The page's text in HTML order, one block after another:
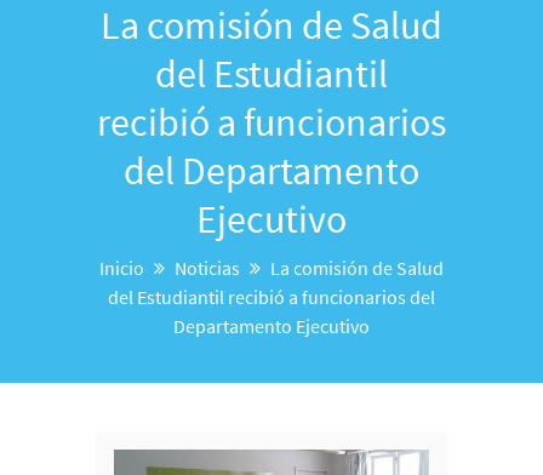
La comisión de Salud
del Estudiantil
recibió a funcionarios
del Departamento
Ejecutivo
Inicio Noticias
La comisión de Salud
del Estudiantil recibió a funcionarios del
Departamento Ejecutivo